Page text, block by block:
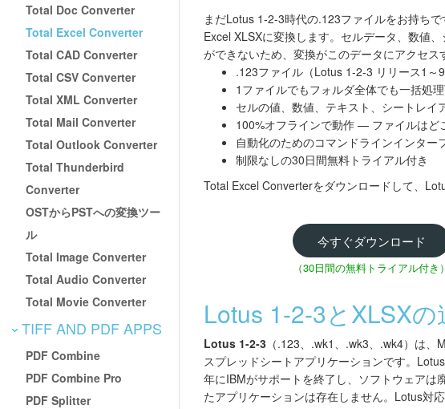
Total Doc Converter
Total Excel Converter
Total CAD Converter
Total CSV Converter
Total XML Converter
Total Mail Converter
Total Outlook Converter
Total Thunderbird
Converter
OSTからPSTへの変換ツー
ル
Total Image Converter
Total Audio Converter
Total Movie Converter
TIFF AND PDF APPS
PDF Combine
PDF Combine Pro
PDF Splitter
まだLotus 1-2-3時代の.123ファイルをお持ちで
Excel XLSXに変換します。セルデータ、数値
ができないため、変換がこのデータにアクセ
.123ファイル（Lotus 1-2-3 リリース1～
1ファイルでもフォルダ全体でも一括処
セルの値、数値、テキスト、シートレイ
100%オフラインで動作 — ファイルはど
自動化のためのコマンドラインインター
制限なしの30日間無料トライアル付き
Total Excel Converterをダウンロードして、
今すぐダウンロード
（30日間の無料トライアル付き）
Lotus 1-2-3とXLSXの
Lotus 1-2-3 （.123、.wk1、.wk3、.wk4）は
スプレッドシートアプリケーションです。
年にIBMがサポートを終了し、ソフトウェア
たアプリケーションは存在しません。Lotus対